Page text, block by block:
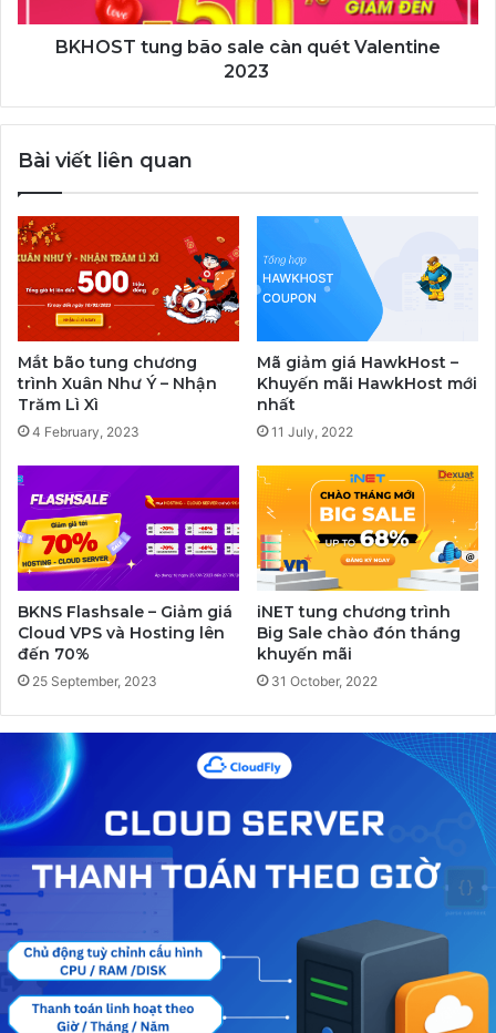
BKHOST tung bão sale càn quét Valentine
2023
Bài viết liên quan
Mắt bão tung chương
trình Xuân Như Ý – Nhận
Trăm Lì Xì
4 February, 2023
Mã giảm giá HawkHost –
Khuyến mãi HawkHost mới
nhất
11 July, 2022
BKNS Flashsale – Giảm giá
Cloud VPS và Hosting lên
đến 70%
25 September, 2023
iNET tung chương trình
Big Sale chào đón tháng
khuyến mãi
31 October, 2022